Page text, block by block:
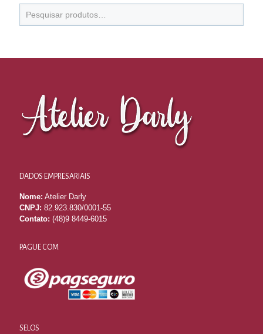
DADOS EMPRESARIAIS
Nome: Atelier Darly
CNPJ: 82.923.830/0001-55
Contato: (48)9 8449-6015
PAGUE COM
SELOS